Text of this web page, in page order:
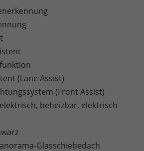
(Lane Assist)
(Front Assist)
beheizbar, elektrisch
Glasschiebedach